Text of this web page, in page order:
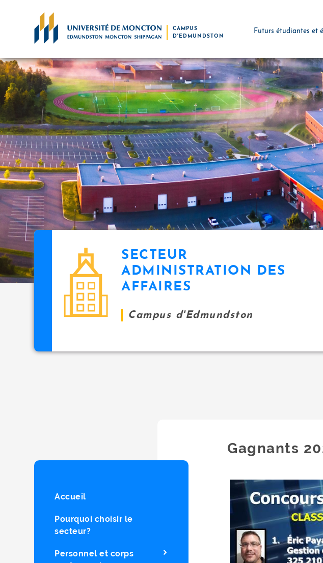
CAMPUS
D'EDMUNDSTON
Futurs étudiantes et
SECTEUR
ADMINISTRATION DES
AFFAIRES
Campus d'Edmundston
Accueil
Pourquoi choisir le
secteur?
Personnel et corps
Gagnants